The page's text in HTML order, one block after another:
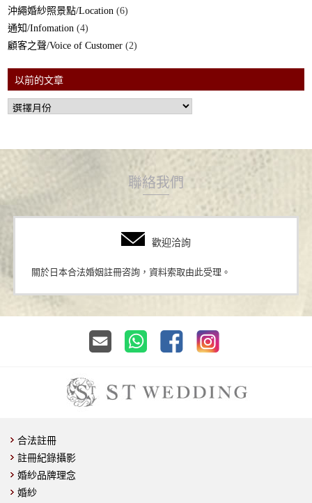
沖繩婚紗照景點/Location (6)
通知/Infomation (4)
顧客之聲/Voice of Customer (2)
以前的文章
聯絡我們
歡迎洽詢
關於日本合法婚姻註冊咨詢，資料索取由此受理。
合法註冊
註冊紀錄攝影
婚紗品牌理念
婚紗